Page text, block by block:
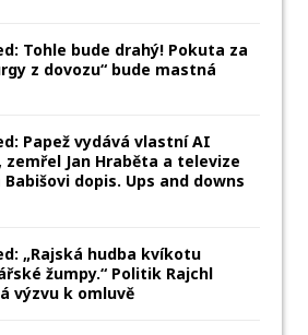
Tohle bude drahý! Pokuta za
z dovozu“ bude mastná
Papež vydává vlastní AI
zemřel Jan Hraběta a televize
Babišovi dopis. Ups and downs
„Rajská hudba kvíkotu
žumpy.“ Politik Rajchl
výzvu k omluvě